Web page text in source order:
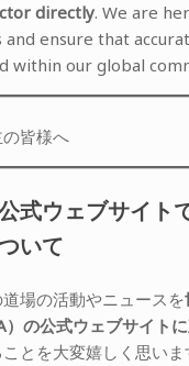
directly. We are
and ensure that
within our global
皆様へ
式ウェブサイト
いて
場の活動やニュースを
の公式ウェブサイト
とを大変嬉しく思い